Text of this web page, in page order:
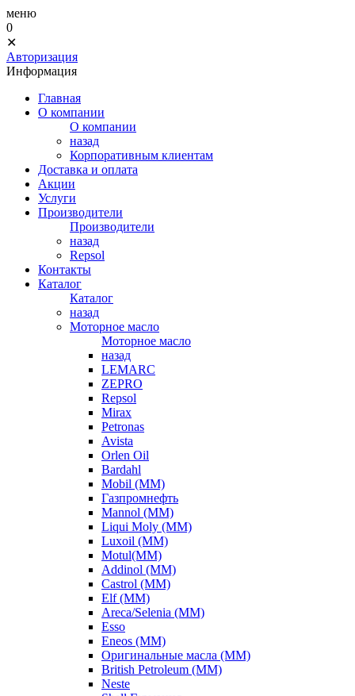
меню
0
✕
Авторизация
Информация
Главная
О компании
О компании
назад
Корпоративным клиентам
Доставка и оплата
Акции
Услуги
Производители
Производители
назад
Repsol
Контакты
Каталог
Каталог
назад
Моторное масло
Моторное масло
назад
LEMARC
ZEPRO
Repsol
Mirax
Petronas
Avista
Orlen Oil
Bardahl
Mobil (ММ)
Газпромнефть
Mannol (ММ)
Liqui Moly (ММ)
Luxoil (ММ)
Motul(ММ)
Addinol (ММ)
Castrol (ММ)
Elf (ММ)
Areca/Selenia (ММ)
Esso
Eneos (ММ)
Оригинальные масла (ММ)
British Petroleum (ММ)
Neste